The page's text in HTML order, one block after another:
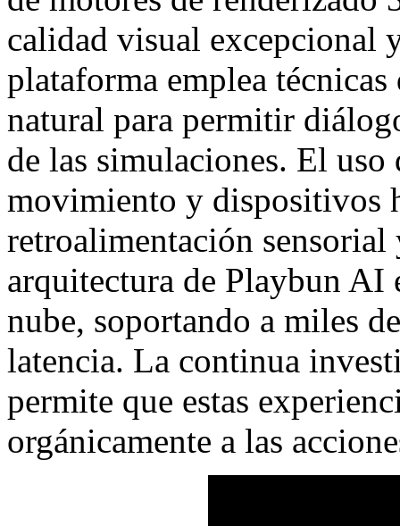
calidad visual excepcional
plataforma emplea
natural para permitir
de las simulaciones. El uso
movimiento y dispositivos
retroalimentación
arquitectura de Playbun AI
nube, soportando a miles
latencia. La continua
permite que estas
orgánicamente a las